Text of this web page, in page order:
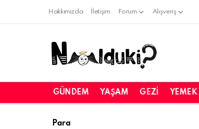
Hakkımızda İletişim Forum Alışveriş
GÜNDEM YAŞAM GEZI YEMEK
Para